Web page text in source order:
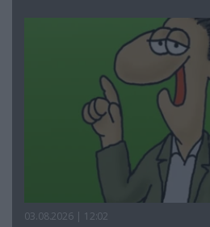
03.08.2026 | 12:02